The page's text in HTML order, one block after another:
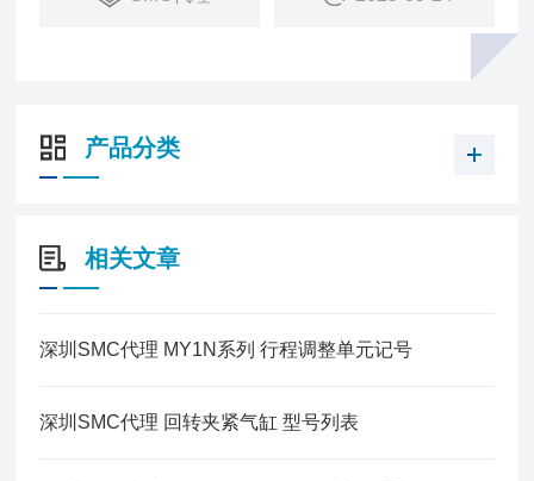
产品分类
相关文章
深圳SMC代理 MY1N系列 行程调整单元记号
深圳SMC代理 回转夹紧气缸 型号列表